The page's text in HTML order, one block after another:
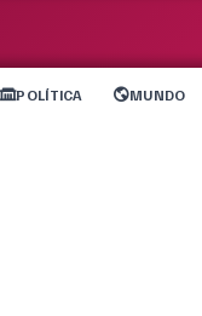
POLÍTICA MUNDO